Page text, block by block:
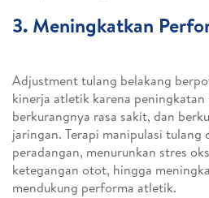
3. Meningkatkan
Adjustment tulang belakang
kinerja atletik karena
berkurangnya rasa sakit, dan
jaringan. Terapi manipulasi tulang
peradangan, menurunkan stres
ketegangan otot, hingga
mendukung performa atletik.